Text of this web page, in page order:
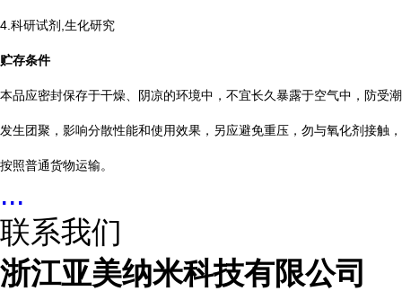
4.科研试剂,生化研究
贮存条件
本品应密封保存于干燥、阴凉的环境中，不宜长久暴露于空气中，防受潮
发生团聚，影响分散性能和使用效果，另应避免重压，勿与氧化剂接触，
按照普通货物运输。
...
联系我们
浙江亚美纳米科技有限公司